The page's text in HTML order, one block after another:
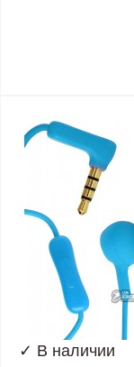
✓ В наличии